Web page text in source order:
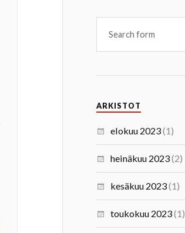
ARKISTOT
elokuu 2023(1)
heinäkuu 2023(2)
kesäkuu 2023(1)
toukokuu 2023(1)